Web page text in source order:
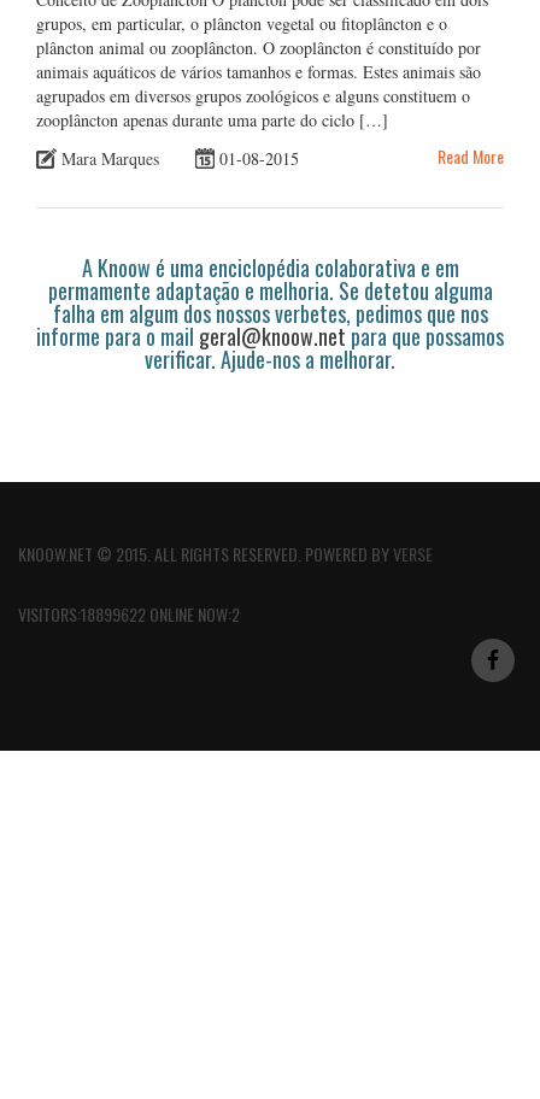
grupos, em particular, o plâncton vegetal ou fitoplâncton e o
plâncton animal ou zooplâncton. O zooplâncton é constituído por
animais aquáticos de vários tamanhos e formas. Estes animais são
agrupados em diversos grupos zoológicos e alguns constituem o
zooplâncton apenas durante uma parte do ciclo […]
Mara Marques
01-08-2015 Read More
A Knoow é uma enciclopédia colaborativa e em
permamente adaptação e melhoria. Se detetou alguma
falha em algum dos nossos verbetes, pedimos que nos
informe para o mail geral@knoow.netpara que possamos
verificar. Ajude-nos a melhorar.
KNOOW.NET © 2015. ALL RIGHTS RESERVED. POWERED BYVERSE
VISITORS:18899622 ONLINE NOW:2